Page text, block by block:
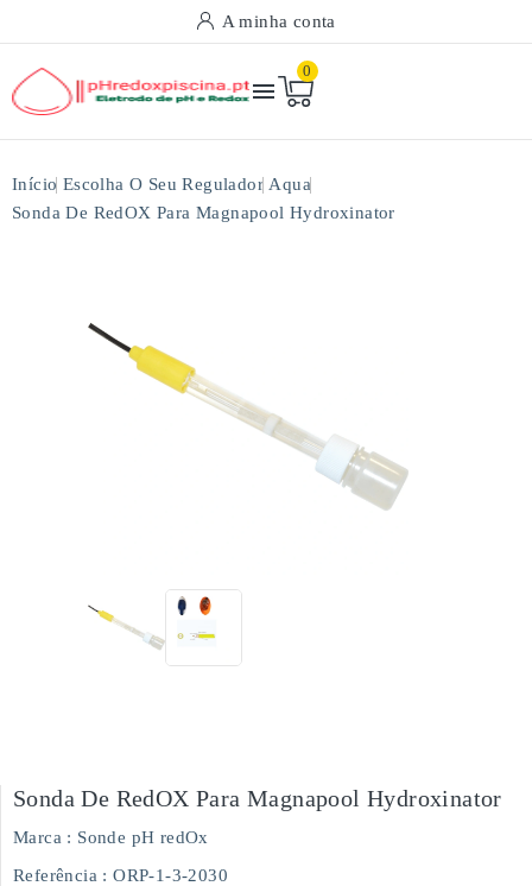
A minha conta

0
Início Escolha O Seu Regulador Aqua
Sonda De RedOX Para Magnapool Hydroxinator
Sonda De RedOX Para Magnapool Hydroxinator
Marca : Sonde pH redOx
Referência : ORP-1-3-2030